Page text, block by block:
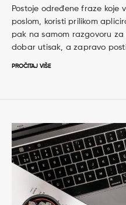
Postoje određene fraze koje
poslom, koristi prilikom
pak na samom razgovoru
dobar utisak, a zapravo
PROČITAJ VIŠE